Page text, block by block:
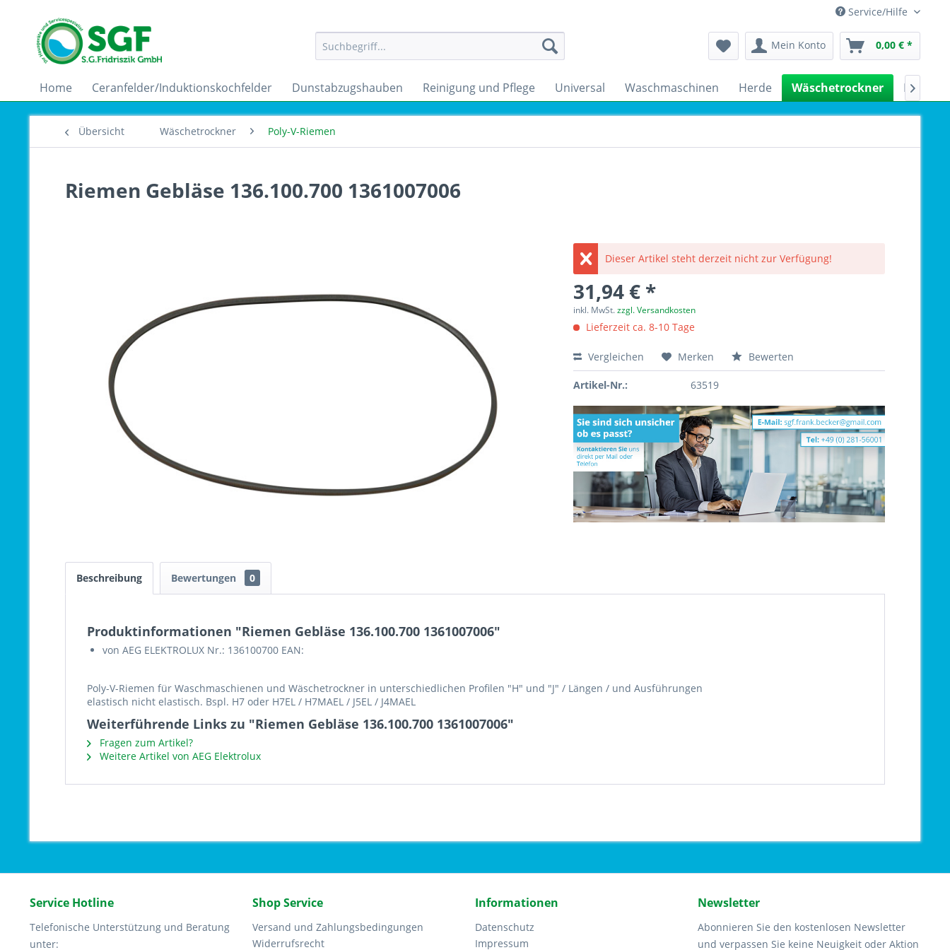
Service/Hilfe
Mein Konto 0,00 € *
Home Ceranfelder/Induktionskochfelder Dunstabzugshauben Reinigung und Pflege Universal Waschmaschinen Herde Wäschetrockner 
Übersicht Wäschetrockner Poly-V-Riemen
Riemen Gebläse 136.100.700 1361007006
Dieser Artikel steht derzeit nicht zur Verfügung!
31,94 € *
inkl. MwSt.zzgl. Versandkosten
Lieferzeit ca. 8-10 Tage
Vergleichen Merken Bewerten
Artikel-Nr.: 63519
Beschreibung Bewertungen 0
Produktinformationen "Riemen Gebläse 136.100.700 1361007006"
von AEG ELEKTROLUX Nr.: 136100700 EAN:
Poly-V-Riemen für Waschmaschienen und Wäschetrockner in unterschiedlichen Profilen "H" und "J" / Längen / und Ausführungen
elastisch nicht elastisch. Bspl. H7 oder H7EL / H7MAEL / J5EL / J4MAEL
Weiterführende Links zu "Riemen Gebläse 136.100.700 1361007006"
Fragen zum Artikel?
Weitere Artikel von AEG Elektrolux
Service Hotline
Telefonische Unterstützung und Beratung
unter:
Shop Service
Versand und Zahlungsbedingungen
Widerrufsrecht
Informationen
Datenschutz
Impressum
Newsletter
Abonnieren Sie den kostenlosen Newsletter
und verpassen Sie keine Neuigkeit oder Aktion